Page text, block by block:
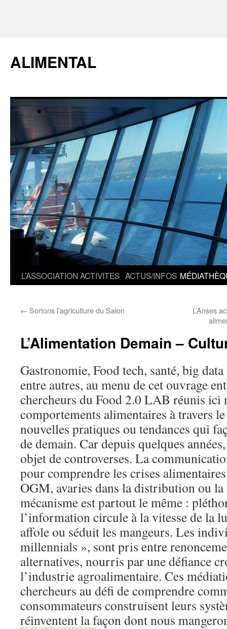
ALIMENTAL
L’ASSOCIATION ACTIVITES ACTUS/INFOS
← Sortons l’agriculture du Salon
L’Anses
L’Alimentation Demain –
Gastronomie, Food tech, santé, big
entre autres, au menu de cet ouvrage
chercheurs du Food 2.0 LAB réunis ici
comportements alimentaires à travers
nouvelles pratiques ou tendances qui
de demain. Car depuis quelques
objet de controverses. La
pour comprendre les crises
OGM, avaries dans la distribution ou
mécanisme est partout le même :
l’information circule à la vitesse de la
affole ou séduit les mangeurs. Les
millennials », sont pris entre
alternatives, nourris par une défiance
l’industrie agroalimentaire. Ces
chercheurs au défi de comprendre
consommateurs construisent leurs
réinventent la façon dont nous